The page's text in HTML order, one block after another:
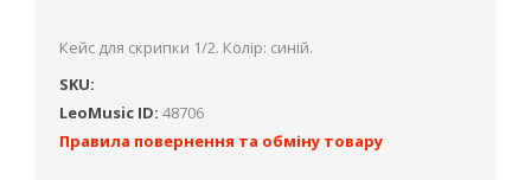
Кейс для скрипки 1/2. Колір: синій.
SKU:
LeoMusic ID: 48706
Правила повернення та обміну товару